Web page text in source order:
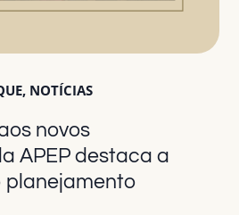
novos
APEP destaca a
planejamento
, NOTÍCIAS